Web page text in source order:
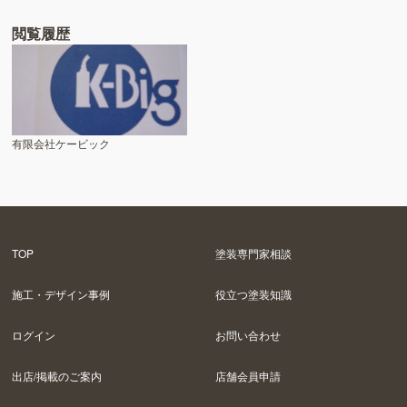
閲覧履歴
有限会社ケービック
TOP 塗装専門家相談
施工・デザイン事例 役立つ塗装知識
ログイン お問い合わせ
出店/掲載のご案内 店舗会員申請